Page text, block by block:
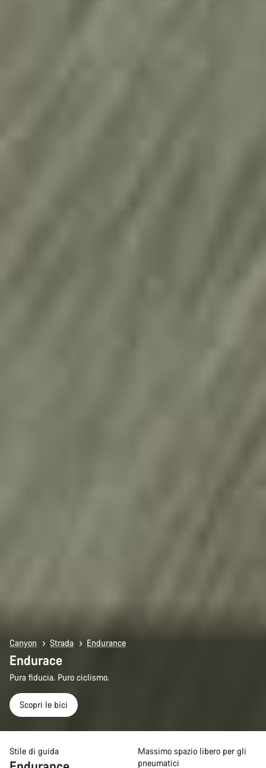
Canyon Strada Endurance
Endurace
Pura fiducia. Puro ciclismo.
Scopri le bici
Stile di guida
Massimo spazio libero per gli
pneumatici